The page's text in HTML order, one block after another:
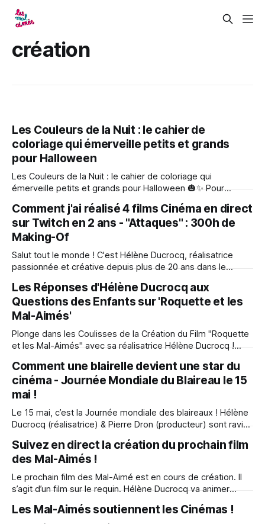
création
Les Couleurs de la Nuit : le cahier de
coloriage qui émerveille petits et grands
pour Halloween
Les Couleurs de la Nuit : le cahier de coloriage qui
émerveille petits et grands pour Halloween 🎃✨ Pour
nouveau cahier de coloriage inspiré des adorables héros de
Maraude & Murphy, issus de l'univers des Mal-Aimés, en
film et en
Comment j'ai réalisé 4 films Cinéma en direct
sur Twitch en 2 ans - "Attaques" : 300h de
Making-Of
Salut tout le monde ! C'est Hélène Ducrocq, réalisatrice
passionnée et créative depuis plus de 20 ans dans le
fière de partager avec vous mon incroyable aventure de
création, où j'ai relevé le défi fou de réaliser
Les Réponses d'Hélène Ducrocq aux
Questions des Enfants sur 'Roquette et les
Mal-Aimés'
Plonge dans les Coulisses de la Création du Film "Roquette
et les Mal-Aimés" avec sa réalisatrice Hélène Ducrocq !
réalisatrice du Film "Roquette et les Mal-Aimés",
actuellement en salle depuis sa sortie le 7 février 2024.
Comment une blairelle devient une star du
cinéma - Journée Mondiale du Blaireau le 15
mai !
Le 15 mai, c’est la Journée mondiale des blaireaux ! Hélène
Ducrocq (réalisatrice) & Pierre Dron (producteur) sont ravis
coulisses captivantes de la production d'un film
extraordinaire qui célèbre la journée mondiale du Blaireau
organisée par l&
Suivez en direct la création du prochain film
des Mal-Aimés !
Le prochain film des Mal-Aimé est en cours de création. Il
s’agit d’un film sur le requin. Hélène Ducrocq va animer
premiers spectateurs bien aimés ! Découvrez en exclusivité
Les Mal-Aimés soutiennent les Cinémas !